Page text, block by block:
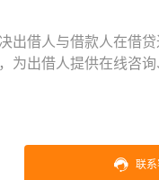
出借人与借款人在借
为出借人提供在线咨
联